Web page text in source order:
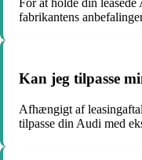
fabrikantens
Kan jeg tilpasse
Afhængigt af
tilpasse din Audi med